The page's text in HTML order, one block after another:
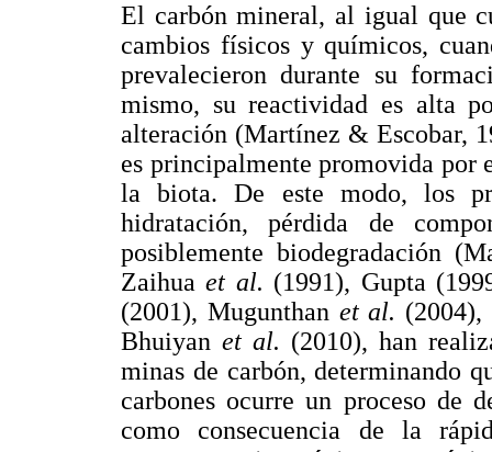
El carbón mineral, al igual que
cambios físicos y químicos,
prevalecieron durante su
mismo, su reactividad es alta
alteración (Martínez & Escobar,
es principalmente promovida por
la biota. De este modo, los
hidratación, pérdida de
posiblemente biodegradación
Zaihuaet al. (1991), Gupta
(2001), Mugunthan et al.
Bhuiyan et al. (2010), han
minas de carbón, determinando
carbones ocurre un proceso de
como consecuencia de la